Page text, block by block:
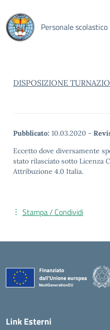
Personale scolastico
DISPOSIZIONE
Pubblicato: 10.03.2020 -
Eccetto dove diversamente
stato rilasciato sotto Licenza
Attribuzione 4.0 Italia.
Stampa / Condividi
Link Esterni